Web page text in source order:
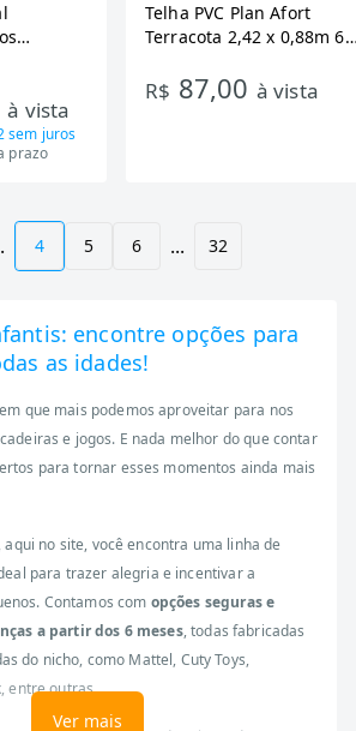
Branco,
à vista
sem juros
prazo
Telha PVC Plan Afort
Terracota 2,42 x 0,88m 6
R$ 87,00 à vista
4 5 6 ... 32
encontre opções para
as idades!
que mais podemos aproveitar para nos
e jogos. E nada melhor do que contar
para tornar esses momentos ainda mais
no site, você encontra uma linha de
para trazer alegria e incentivar a
Contamos com opções seguras e
a partir dos 6 meses, todas fabricadas
do nicho, como Mattel, Cuty Toys,
entre outras.
Ver mais